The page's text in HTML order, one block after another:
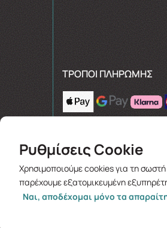
ΤΡΌΠΟΙ ΠΛΗΡΩΜΉΣ
Ρυθμίσεις Cookie
Χρησιμοποιούμε cookies για τη
παρέχουμε εξατομικευμένη
Ναι, αποδέχομαι μόνο τα